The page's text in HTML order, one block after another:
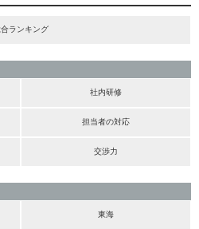
ランキング
社内研修
担当者の対応
交渉力
東海